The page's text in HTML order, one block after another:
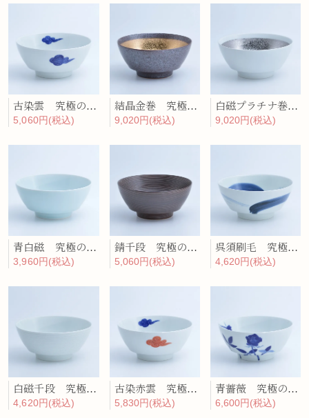
古染雲 究極のラーメン鉢
5,060円(税込)
結晶金巻 究極のラーメン鉢
9,020円(税込)
白磁プラチナ巻 究極のラーメン鉢
9,020円(税込)
青白磁 究極のラーメン鉢
3,960円(税込)
錆千段 究極のラーメン鉢
5,060円(税込)
呉須刷毛 究極のラーメン鉢
4,620円(税込)
白磁千段 究極のラーメン鉢
4,620円(税込)
古染赤雲 究極のラーメン鉢
5,830円(税込)
青薔薇 究極のラーメン鉢
6,600円(税込)